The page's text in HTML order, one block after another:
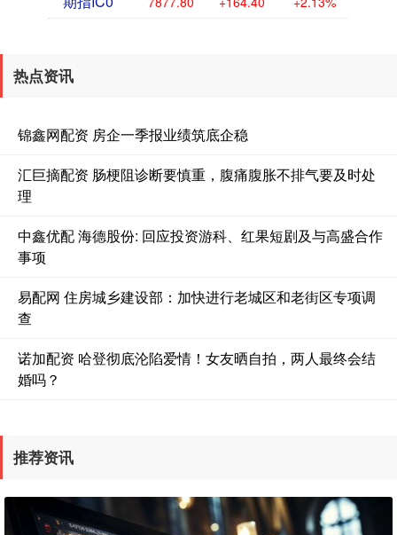
热点资讯
锦鑫网配资 房企一季报业绩筑底企稳
汇巨摘配资 肠梗阻诊断要慎重，腹痛腹胀不排气要及时处
理
中鑫优配 海德股份: 回应投资游科、红果短剧及与高盛合作
事项
易配网 住房城乡建设部：加快进行老城区和老街区专项调
查
诺加配资 哈登彻底沦陷爱情！女友晒自拍，两人最终会结
婚吗？
推荐资讯